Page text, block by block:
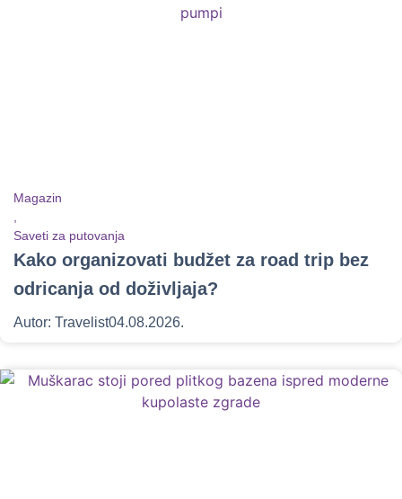
Magazin
Saveti za putovanja
Kako organizovati budžet za road trip bez
odricanja od doživljaja?
Autor: Travelist04.08.2026.